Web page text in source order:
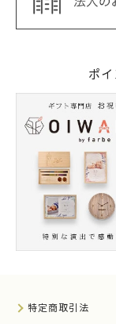
ポ
特定商取引法